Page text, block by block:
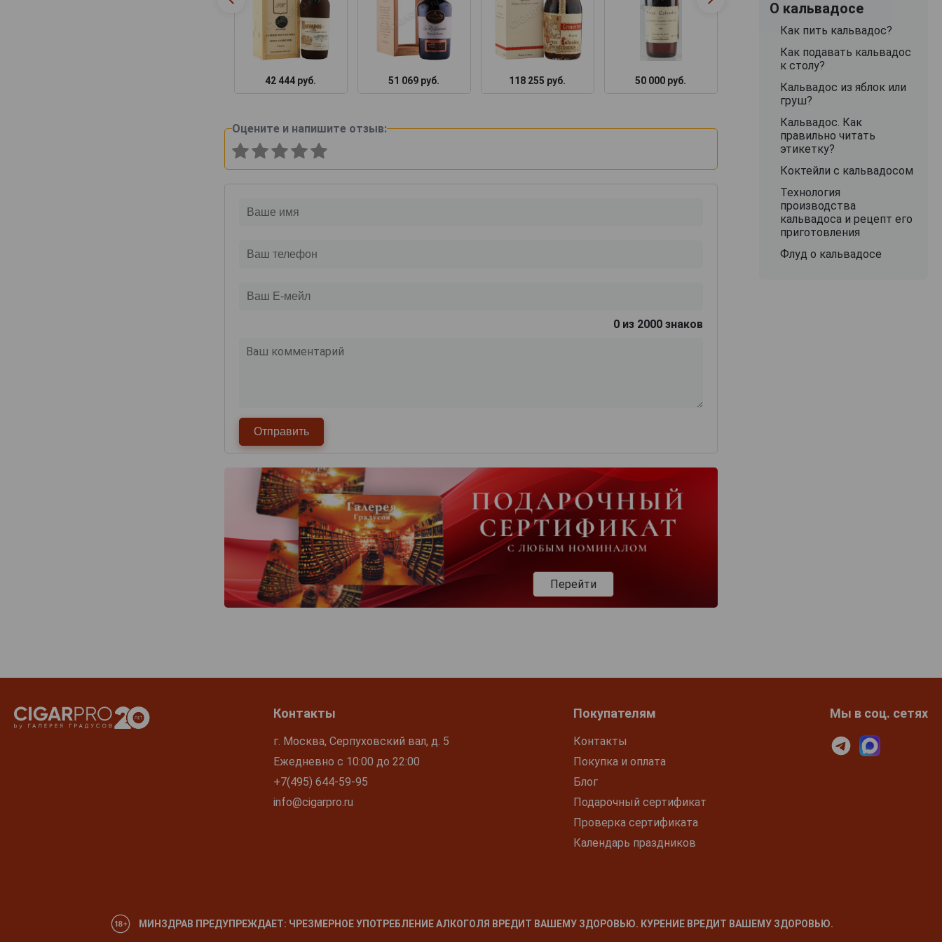
42 444 руб. 51 069 руб. 118 255 руб. 50 000 руб. 11 748 руб.
Оцените и напишите отзыв:
0 из 2000 знаков
Перейти
О кальвадосе
Как пить кальвадос?
Как подавать кальвадос
к столу?
Кальвадос из яблок или
груш?
Кальвадос. Как
правильно читать
этикетку?
Коктейли с кальвадосом
Технология
производства
кальвадоса и рецепт его
приготовления
Флуд о кальвадосе
Контакты
г. Москва, Серпуховский вал, д. 5
Ежедневно с 10:00 до 22:00
+7(495) 644-59-95
info@cigarpro.ru
Покупателям
Контакты
Покупка и оплата
Блог
Подарочный сертификат
Проверка сертификата
Календарь праздников
Мы в соц. сетях
МИНЗДРАВ ПРЕДУПРЕЖДАЕТ: ЧРЕЗМЕРНОЕ УПОТРЕБЛЕНИЕ АЛКОГОЛЯ ВРЕДИТ ВАШЕМУ ЗДОРОВЬЮ. КУРЕНИЕ ВРЕДИТ ВАШЕМУ ЗДОРОВЬЮ.